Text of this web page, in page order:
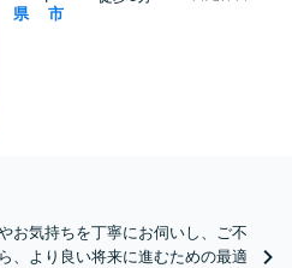
県
市
お気持ちを丁寧にお伺いし、ご不
、より良い将来に進むための最適